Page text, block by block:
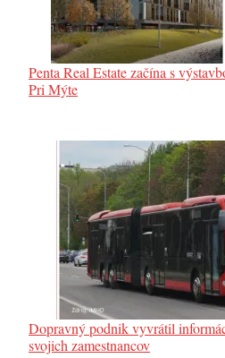
Penta Real Estate začína s
Pri Mýte
Dopravný podnik vyvrátil
svojich zamestnancov